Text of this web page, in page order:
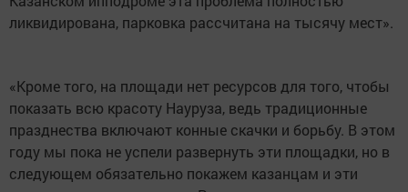
казахов, азербайджанцев, башкир и киргизов. В этом
году столичный Науруз сменил площадку: в прошлые
Камала.
«Смена места проведения связана с тем, что мы хотим
создать больше удобств для гостей казанского
Науруза. На площади перед театром был все-таки ряд